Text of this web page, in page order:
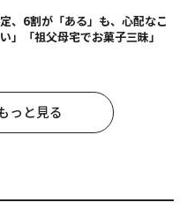
、6割が「ある」も、心配なこ
」「祖父母宅でお菓子三昧」
っと見る